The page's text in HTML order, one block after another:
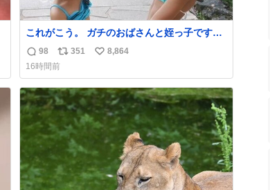
これがこう。 ガチのおばさんと姪っ子です。
（身長抜かされててしぬ笑） #ヤツルギ12 #
家族でヒロイン
返
信
数
98
リ
ポ
ス
ト
数
351
い
ね
数
8,864
16時間前